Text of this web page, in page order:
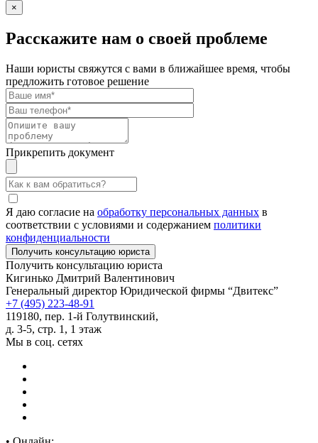
×
Расскажите нам о своей проблеме
Наши юристы свяжутся с вами в ближайшее время, чтобы
предложить готовое решение
Прикрепить документ
Я даю согласие на обработку персональных данных в
соответствии с условиями и содержанием политики
конфиденциальности
Получить консультацию юриста
Кигинько Дмитрий Валентинович
Генеральный директор Юридической фирмы “Двитекс”
+7 (495) 223-48-91
119180, пер. 1-й Голутвинский,
д. 3-5, стр. 1, 1 этаж
Мы в соц. сетях